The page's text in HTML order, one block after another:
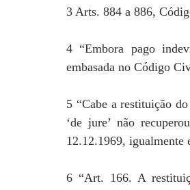
3 Arts. 884 a 886,
4 “Embora pago
embasada no Código
5 “Cabe a restituição
‘de jure’ não
12.12.1969, igualmente
6 “Art. 166. A